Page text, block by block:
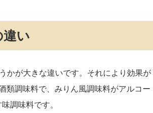
違い
かが大きな違いです。それにより効果が
類調味料で、みりん風調味料がアルコー
調味料です。